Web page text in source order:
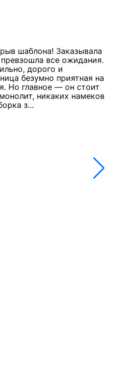
шаблона! Заказывала
все ожидания.
дорого и
безумно приятная на
Но главное — он стоит
никаких намеков
з...